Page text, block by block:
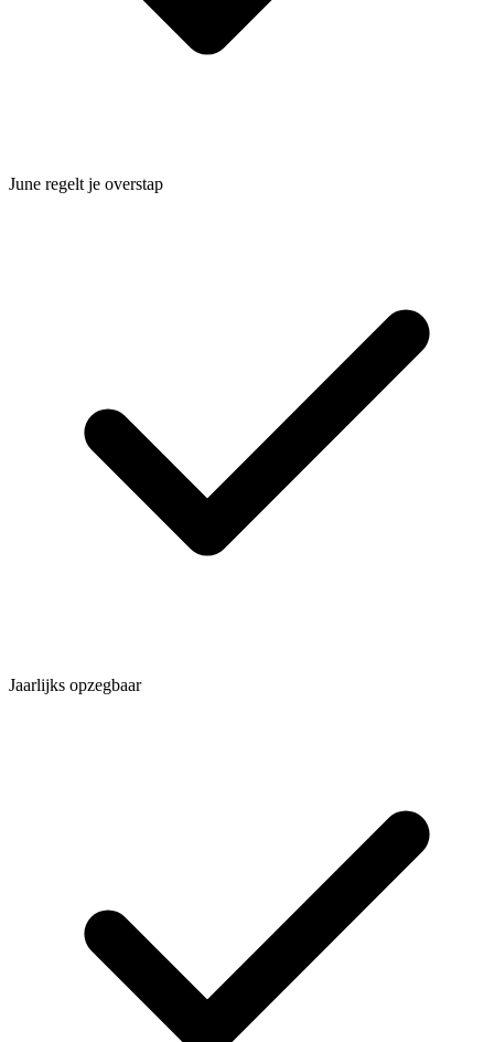
June regelt je overstap
Jaarlijks opzegbaar